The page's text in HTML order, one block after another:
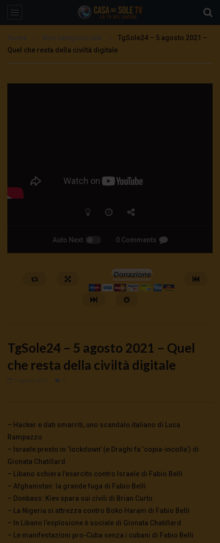
TgSole24 – 5 agosto 2021 –
Quel che resta della civiltà digitale
Auto Next 0 Comments
6 Agosto 2026 - LUD: 6 Agosto 2026
0
139
4 Agosto 2026
TgSole24 – 5 agosto 2021 – Quel
che resta della civiltà digitale
– Hacker e dati smarriti, uno scandalo italiano di Luca
Rampazzo
– Israele presto in ‘lockdown’ (e Draghi fa ‘copia-incolla’) di
Gionata Chatillard
– Libano schiera l’esercito contro Israele di Fabio Belli
– Afghanistan: la grande fuga di Fabio Belli
– Donbass: Kiev spara sui civili di Brian Curto
– La Nigeria si attrezza contro Boko Haram di Fabio Belli
– In Libano l’esplosione è sociale di Gionata Chatillard
– Le manifestazioni pro-Cuba senza i cubani di Fabio Belli